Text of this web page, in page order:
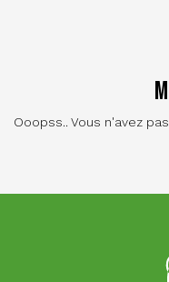
Ooopss.. Vous n'avez